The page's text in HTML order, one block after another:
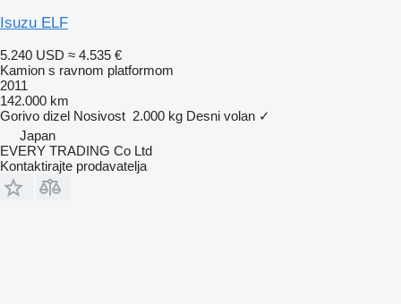
Isuzu ELF
5.240 USD ≈ 4.535 €
Kamion s ravnom platformom
2011
142.000 km
Gorivo dizel Nosivost 2.000 kg Desni volan ✓
Japan
EVERY TRADING Co Ltd
Kontaktirajte prodavatelja